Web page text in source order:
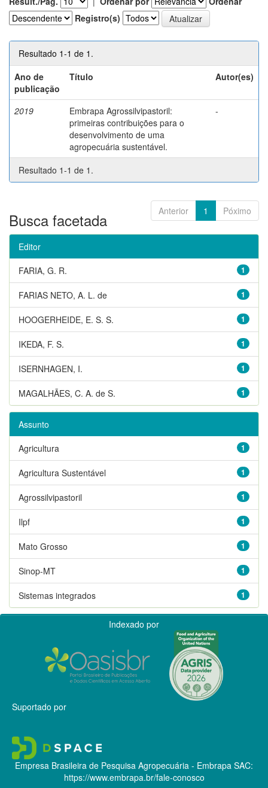
Registro(s)
Resultado 1-1 de 1.
Ano de
publicação
Título Autor(es)
2019
Embrapa Agrossilvipastoril:
primeiras contribuições para o
desenvolvimento de uma
agropecuária sustentável.
-
Resultado 1-1 de 1.
Anterior 1 Póximo
Busca facetada
Editor
1
FARIA, G. R.
1
FARIAS NETO, A. L. de
1
HOOGERHEIDE, E. S. S.
1
IKEDA, F. S.
1
ISERNHAGEN, I.
1
MAGALHÃES, C. A. de S.
Assunto
1
Agricultura
1
Agricultura Sustentável
1
Agrossilvipastoril
1
Ilpf
1
Mato Grosso
1
Sinop-MT
1
Sistemas integrados
Indexado por
Suportado por
Empresa Brasileira de Pesquisa Agropecuária - Embrapa SAC:
https://www.embrapa.br/fale-conosco